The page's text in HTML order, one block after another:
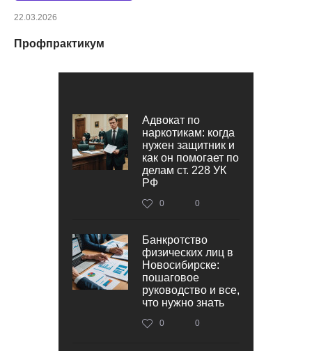
22.03.2026
Профпрактикум
Адвокат по
наркотикам: когда
нужен защитник и
как он помогает по
делам ст. 228 УК
РФ
0 0
Банкротство
физических лиц в
Новосибирске:
пошаговое
руководство и все,
что нужно знать
0 0